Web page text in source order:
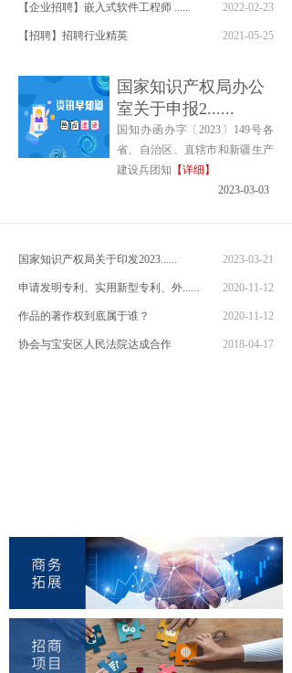
国家知识产权局办公
室关于申报2......
国知办函办字〔2023〕149号各
省、自治区、直辖市和新疆生产
建设兵团知 【详细】
2023-03-03
国家知识产权局关于印发2023...... 2023-03-21
申请发明专利、实用新型专利、外...... 2020-11-12
作品的著作权到底属于谁？ 2020-11-12
协会与宝安区人民法院达成合作 2018-04-17
【企业招聘】嵌入式软件工程师 ...... 2022-02-23
【招聘】​招聘行业精英 2021-05-25
【招聘】研祥集团2021届春季...... 2021-03-17